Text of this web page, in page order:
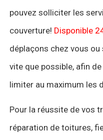
pouvez solliciter les
couverture! Disponible
déplaçons chez vous
vite que possible, afin
limiter au maximum les
Pour la réussite de vos
réparation de toitures,